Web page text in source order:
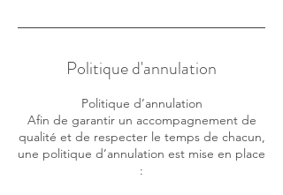
Politique d'annulation
Politique d’annulation
Afin de garantir un accompagnement de
qualité et de respecter le temps de chacun,
une politique d’annulation est mise en place
: